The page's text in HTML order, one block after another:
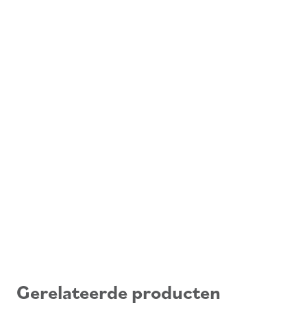
Gerelateerde producten